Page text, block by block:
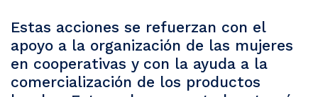
Estas acciones se refuerzan con el
apoyo a la organización de las mujeres
en cooperativas y con la ayuda a la
comercialización de los productos